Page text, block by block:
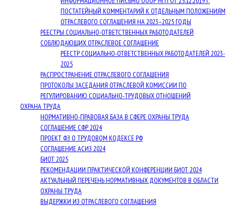
ПОСТАТЕЙНЫЙ КОММЕНТАРИЙ К ОТДЕЛЬНЫМ ПОЛОЖЕНИЯМ
ОТРАСЛЕВОГО СОГЛАШЕНИЯ НА 2023–2025 ГОДЫ
РЕЕСТРЫ СОЦИАЛЬНО-ОТВЕТСТВЕННЫХ РАБОТОДАТЕЛЕЙ
СОБЛЮДАЮЩИХ ОТРАСЛЕВОЕ СОГЛАШЕНИЕ
РЕЕСТР СОЦИАЛЬНО-ОТВЕТСТВЕННЫХ РАБОТОДАТЕЛЕЙ 2023-
2025
РАСПРОСТРАНЕНИЕ ОТРАСЛЕВОГО СОГЛАШЕНИЯ
ПРОТОКОЛЫ ЗАСЕДАНИЯ ОТРАСЛЕВОЙ КОМИССИИ ПО
РЕГУЛИРОВАНИЮ СОЦИАЛЬНО-ТРУДОВЫХ ОТНОШЕНИЙ
ОХРАНА ТРУДА
НОРМАТИВНО-ПРАВОВАЯ БАЗА В СФЕРЕ ОХРАНЫ ТРУДА
СОГЛАШЕНИЕ СФР 2024
ПРОЕКТ ФЗ О ТРУДОВОМ КОДЕКСЕ РФ
СОГЛАШЕНИЕ АСИЗ 2024
БИОТ 2025
РЕКОМЕНДАЦИИ ПРАКТИЧЕСКОЙ КОНФЕРЕНЦИИ БИОТ 2024
АКТУАЛЬНЫЙ ПЕРЕЧЕНЬ НОРМАТИВНЫХ ДОКУМЕНТОВ В ОБЛАСТИ
ОХРАНЫ ТРУДА
ВЫДЕРЖКИ ИЗ ОТРАСЛЕВОГО СОГЛАШЕНИЯ